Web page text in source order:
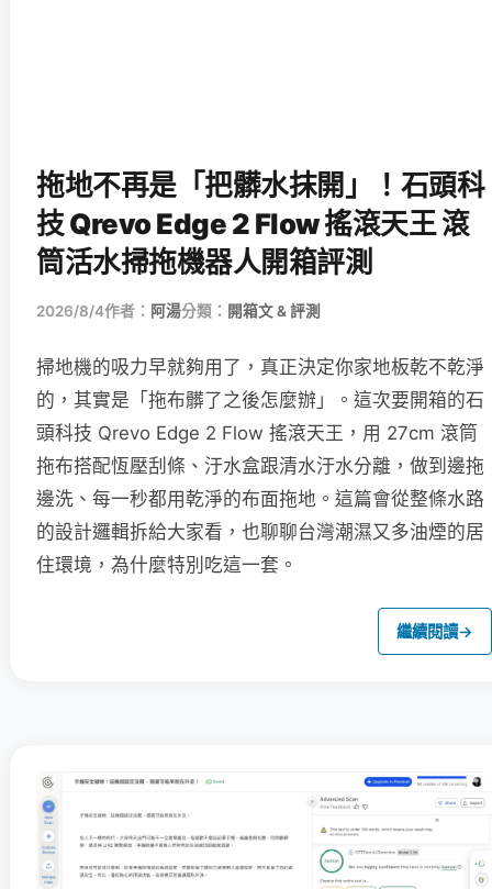
拖地不再是「把髒水抹開」！石頭科
技 Qrevo Edge 2 Flow 搖滾天王 滾
筒活水掃拖機器人開箱評測
2026/8/4作者： 阿湯分類： 開箱文 & 評測
掃地機的吸力早就夠用了，真正決定你家地板乾不乾淨
的，其實是「拖布髒了之後怎麼辦」。這次要開箱的石
頭科技 Qrevo Edge 2 Flow 搖滾天王，用 27cm 滾筒
拖布搭配恆壓刮條、汙水盒跟清水汙水分離，做到邊拖
邊洗、每一秒都用乾淨的布面拖地。這篇會從整條水路
的設計邏輯拆給大家看，也聊聊台灣潮濕又多油煙的居
住環境，為什麼特別吃這一套。
繼續閱讀→